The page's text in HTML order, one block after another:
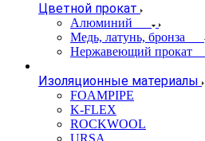
Цветной прокат
Алюминий
Медь, латунь, бронза
Нержавеющий прокат
Изоляционные материалы
FOAMPIPE
K-FLEX
ROCKWOOL
URSA